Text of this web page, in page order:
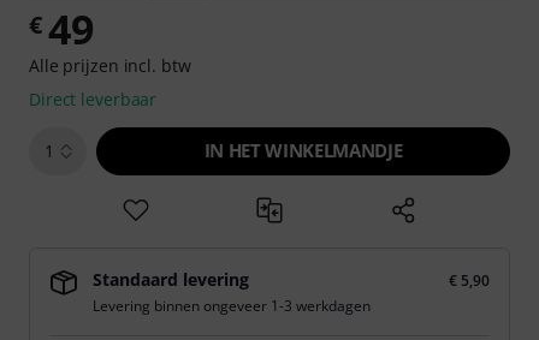
€49
Alle prijzen incl. btw
Direct leverbaar
1 IN HET WINKELMANDJE
Standaard levering
€ 5,90
Levering binnen ongeveer 1-3 werkdagen